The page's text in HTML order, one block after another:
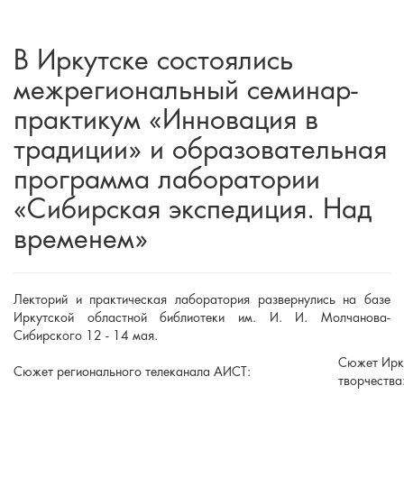
В Иркутске состоялись
межрегиональный семинар-
практикум «Инновация в
традиции» и образовательная
программа лаборатории
«Сибирская экспедиция. Над
временем»
Лекторий и практическая лаборатория развернулись на базе
Иркутской областной библиотеки им. И. И. Молчанова-
Сибирского 12 - 14 мая.
Сюжет регионального телеканала АИСТ:
Сюжет